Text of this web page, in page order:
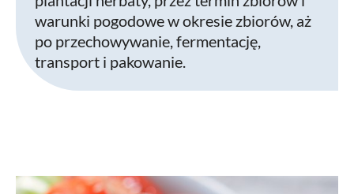
warunki pogodowe w okresie zbiorów, aż
po przechowywanie, fermentację,
transport i pakowanie.